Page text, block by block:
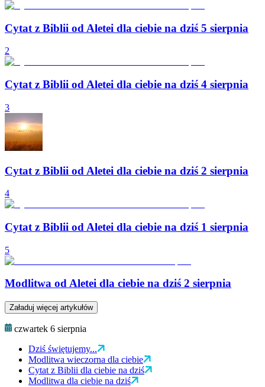
Cytat z Biblii od Aletei dla ciebie na dziś 5 sierpnia
2
Cytat z Biblii od Aletei dla ciebie na dziś 4 sierpnia
3
Cytat z Biblii od Aletei dla ciebie na dziś 2 sierpnia
4
Cytat z Biblii od Aletei dla ciebie na dziś 1 sierpnia
5
Modlitwa od Aletei dla ciebie na dziś 2 sierpnia
Załaduj więcej artykułów
czwartek 6 sierpnia
Dziś świętujemy...
Modlitwa wieczorna dla ciebie
Cytat z Biblii dla ciebie na dziś
Modlitwa dla ciebie na dziś